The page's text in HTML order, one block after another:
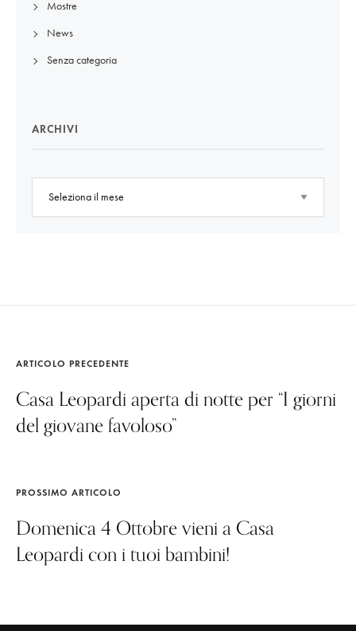
Mostre
News
Senza categoria
ARCHIVI
ARTICOLO PRECEDENTE
Casa Leopardi aperta di notte per “I giorni
del giovane favoloso”
PROSSIMO ARTICOLO
Domenica 4 Ottobre vieni a Casa
Leopardi con i tuoi bambini!